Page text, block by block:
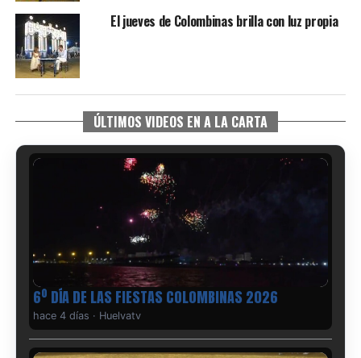
El jueves de Colombinas brilla con luz propia
ÚLTIMOS VIDEOS EN A LA CARTA
6º DÍA DE LAS FIESTAS COLOMBINAS 2026
hace 4 días · Huelvatv